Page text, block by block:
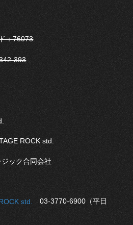
：76073
393
ROCK std.
ック合同会社
std.
03-3770-6900（平日